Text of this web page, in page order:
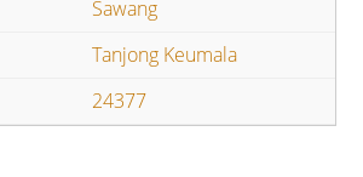
Sawang
Tanjong Keumala
24377